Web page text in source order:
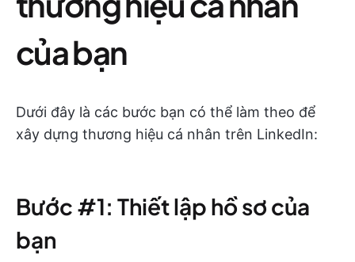
của bạn
Dưới đây là các bước bạn có thể làm theo để
xây dựng thương hiệu cá nhân trên LinkedIn:
Bước #1: Thiết lập hồ sơ của
bạn